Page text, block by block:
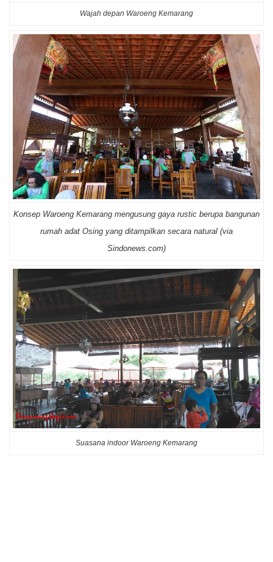
Wajah depan Waroeng Kemarang
Konsep Waroeng Kemarang mengusung gaya rustic berupa bangunan
rumah adat Osing yang ditampilkan secara natural (via
Sindonews.com)
Suasana indoor Waroeng Kemarang